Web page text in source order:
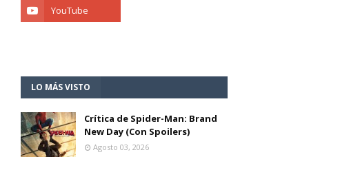
LO MÁS VISTO
Crítica de Spider-Man: Brand
New Day (Con Spoilers)
Agosto 03, 2026